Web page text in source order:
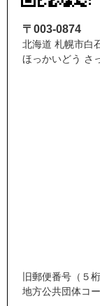
〒003-0874
北海道 札幌市白
ほっかいどう さ
旧郵便番号（５
地方公共団体コ